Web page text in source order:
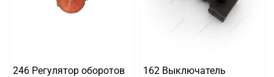
246 Регулятор оборотов
162 Выключатель